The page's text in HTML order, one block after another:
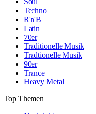
Soul
Techno
R'n'B
Latin
70er
Traditionelle Musik
Tradtionelle Musik
90er
Trance
Heavy Metal
Top Themen